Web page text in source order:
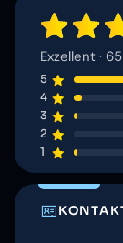
Exzellent ·
5
4
3
2
1